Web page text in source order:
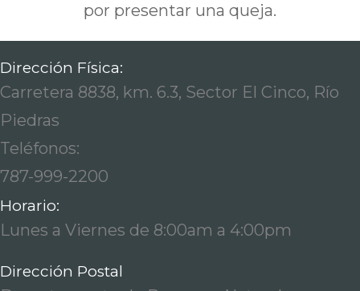
por presentar una queja.
Dirección Física:
Carretera 8838, km. 6.3, Sector El Cinco, Río
Piedras
Teléfonos:
787-999-2200
Horario:
Lunes a Viernes de 8:00am a 4:00pm
Dirección Postal